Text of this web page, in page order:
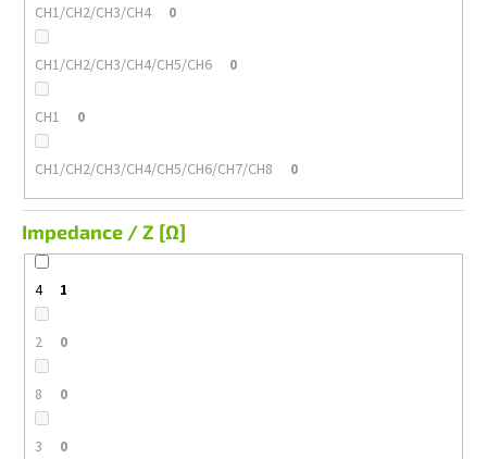
CH1/CH2/CH3/CH4 0
CH1/CH2/CH3/CH4/CH5/CH6 0
CH1 0
CH1/CH2/CH3/CH4/CH5/CH6/CH7/CH8 0
Impedance / Z [Ω]
4 1
2 0
8 0
3 0